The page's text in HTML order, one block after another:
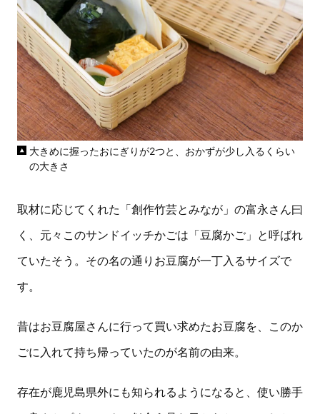
大きめに握ったおにぎりが2つと、おかずが少し入るくらい
の大きさ
取材に応じてくれた「創作竹芸とみなが」の富永さん曰
く、元々このサンドイッチかごは「豆腐かご」と呼ばれ
ていたそう。その名の通りお豆腐が一丁入るサイズで
す。
昔はお豆腐屋さんに行って買い求めたお豆腐を、このか
ごに入れて持ち帰っていたのが名前の由来。
存在が鹿児島県外にも知られるようになると、使い勝手